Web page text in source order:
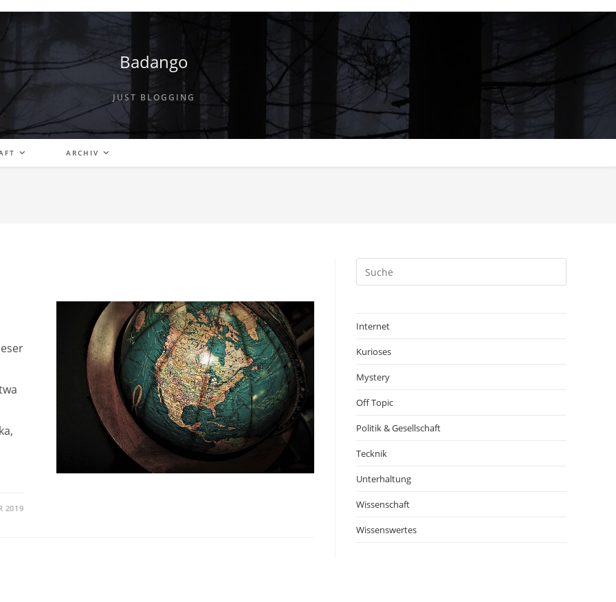
Badango
JUST BLOGGING
ARCHIV
2019
Internet
Kurioses
Mystery
Off Topic
Politik & Gesellschaft
Tecknik
Unterhaltung
Wissenschaft
Wissenswertes